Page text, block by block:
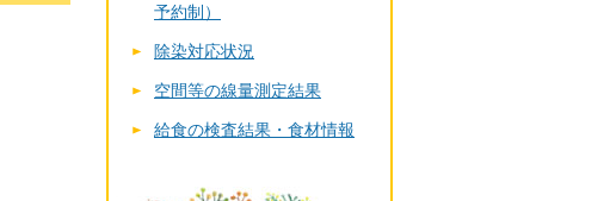
予約制）
除染対応状況
空間等の線量測定結果
給食の検査結果・食材情報